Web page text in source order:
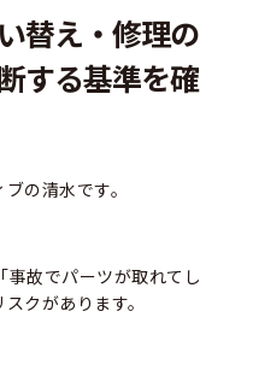
替え・修理の
する基準を確
の清水です。
事故でパーツが取れてし
クがあります。